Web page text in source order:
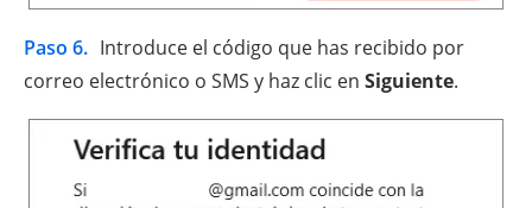
Paso 6. Introduce el código que has recibido por
correo electrónico o SMS y haz clic en Siguiente.